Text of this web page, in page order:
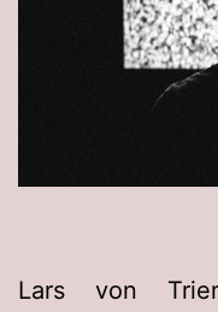
Lars von